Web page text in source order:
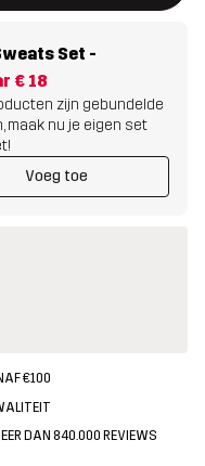
Set -
€ 18
zijn gebundelde
maak nu je eigen set
Voeg toe
€100
DAN 840.000 REVIEWS